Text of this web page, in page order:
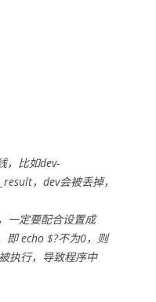
，比如dev-
，dev会被丢掉，
一定要配合设置成
即 echo $?不为0，则
执行，导致程序中